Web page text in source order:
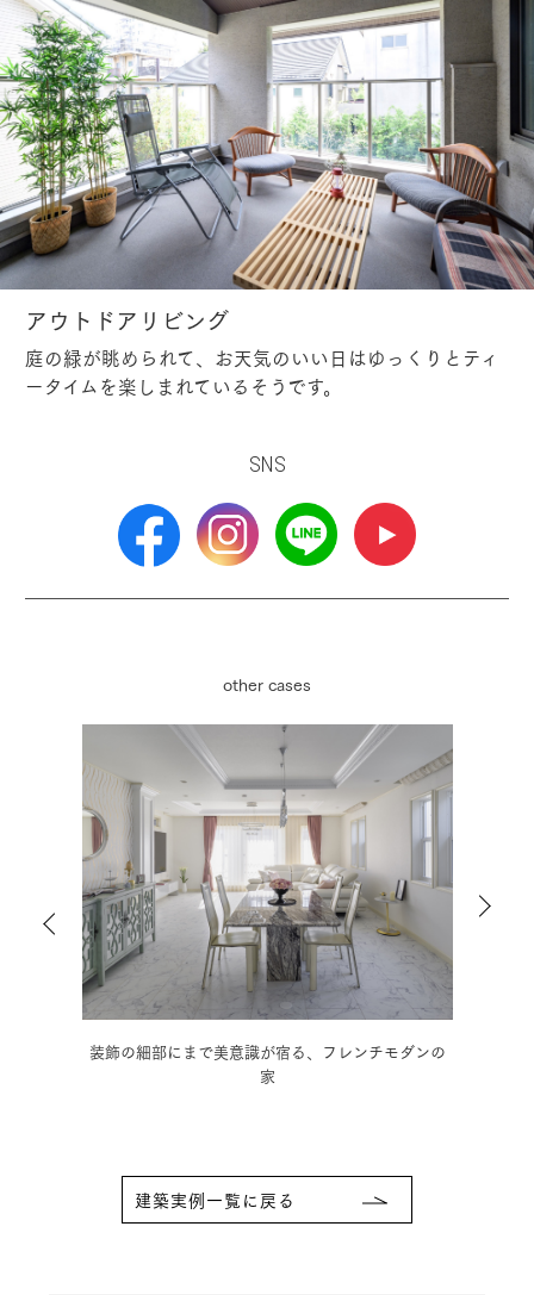
アウトドアリビング
庭の緑が眺められて、お天気のいい日はゆっくりとティ
ータイムを楽しまれているそうです。
SNS
other cases
木の温もりに和の趣を取り入れた、情緒豊かな3階建
住宅
建築実例一覧に戻る